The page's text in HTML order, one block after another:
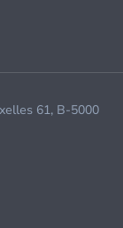
61, B-5000